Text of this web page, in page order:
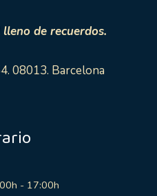
de recuerdos.
08013. Barcelona
- 17:00h